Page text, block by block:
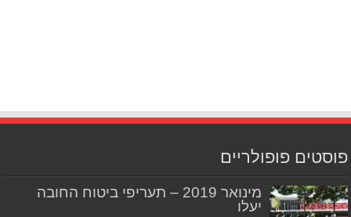
פוסטים פופולריים
מינואר 2019 – תעריפי ביטוח החובה
יעלו